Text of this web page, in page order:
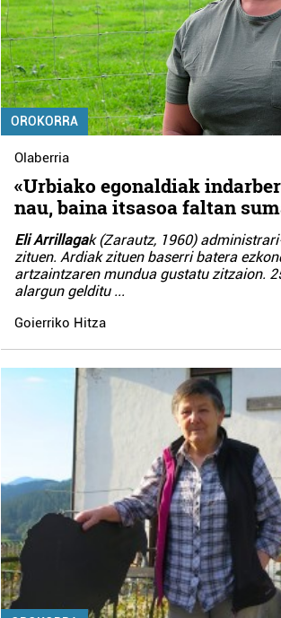
OROKORRA
Olaberria
«Urbiako egonaldiak
nau, baina itsasoa faltan
Eli Arrillagak (Zarautz, 1960)
zituen. Ardiak zituen baserri batera
artzaintzaren mundua gustatu zitzaion.
alargun gelditu ...
Goierriko Hitza